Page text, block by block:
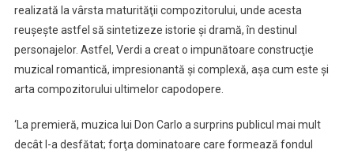
realizată la vârsta maturităţii compozitorului, unde acesta
reuşeşte astfel să sintetizeze istorie şi dramă, în destinul
personajelor. Astfel, Verdi a creat o impunătoare construcţie
muzical romantică, impresionantă şi complexă, aşa cum este şi
arta compozitorului ultimelor capodopere.
‘La premieră, muzica lui Don Carlo a surprins publicul mai mult
decât l-a desfătat; forţa dominatoare care formează fondul